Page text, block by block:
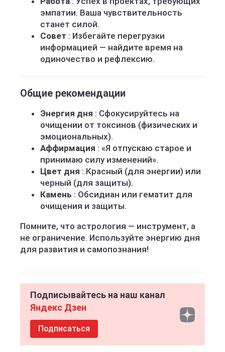
эмпатии. Ваша чувствительность
станет силой.
Совет : Избегайте перегрузки
информацией — найдите время на
одиночество и рефлексию.
Общие рекомендации
Энергия дня : Сфокусируйтесь на
очищении от токсинов (физических и
эмоциональных).
Аффирмация : «Я отпускаю старое и
принимаю силу изменений».
Цвет дня : Красный (для энергии) или
черный (для защиты).
Камень : Обсидиан или гематит для
очищения и защиты.
Помните, что астрология — инструмент, а
не ограничение. Используйте энергию дня
для развития и самопознания!
Подписывайтесь на наш канал
Яндекс Дзен
Подписаться